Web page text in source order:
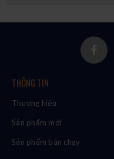
THÔNG TIN
Thương hiệu
Sản phẩm mới
Sản phẩm bán chạy